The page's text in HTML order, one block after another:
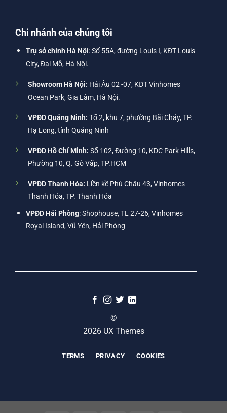
Chi nhánh của chúng tôi
Trụ sở chính Hà Nội: Số 55A, đường Louis I, KĐT Louis
City, Đại Mỗ, Hà Nội.
Showroom Hà Nội: Hải Âu 02 -07, KĐT Vinhomes
Ocean Park, Gia Lâm, Hà Nội.
VPĐD Quảng Ninh: Tổ 2, khu 7, phường Bãi Cháy, TP.
Hạ Long, tỉnh Quảng Ninh
VPĐD Hồ Chí Minh: Số 102, Đường 10, KDC Park Hills,
Phường 10, Q. Gò Vấp, TP.HCM
VPĐD Thanh Hóa: Liền kề Phú Châu 43, Vinhomes
Thanh Hóa, TP. Thanh Hóa
VPĐD Hải Phòng: Shophouse, TL 27-26, Vinhomes
Royal Island, Vũ Yên, Hải Phòng
©
2026 UX Themes
TERMS PRIVACY COOKIES